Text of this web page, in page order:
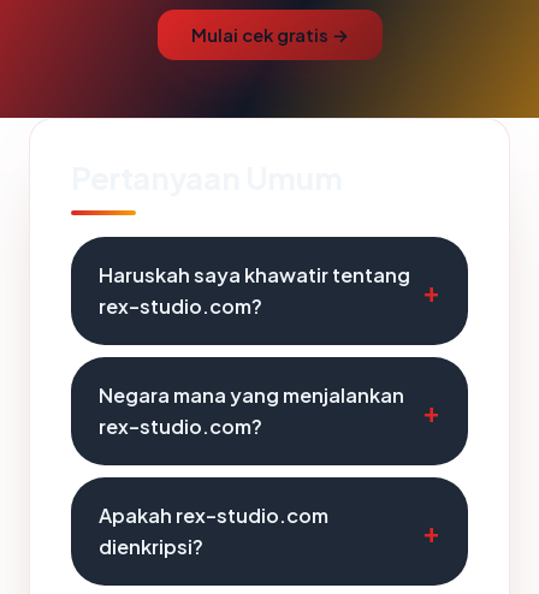
Mulai cek gratis →
Haruskah saya khawatir tentang
rex-studio.com?
Negara mana yang menjalankan
rex-studio.com?
Apakah rex-studio.com
dienkripsi?